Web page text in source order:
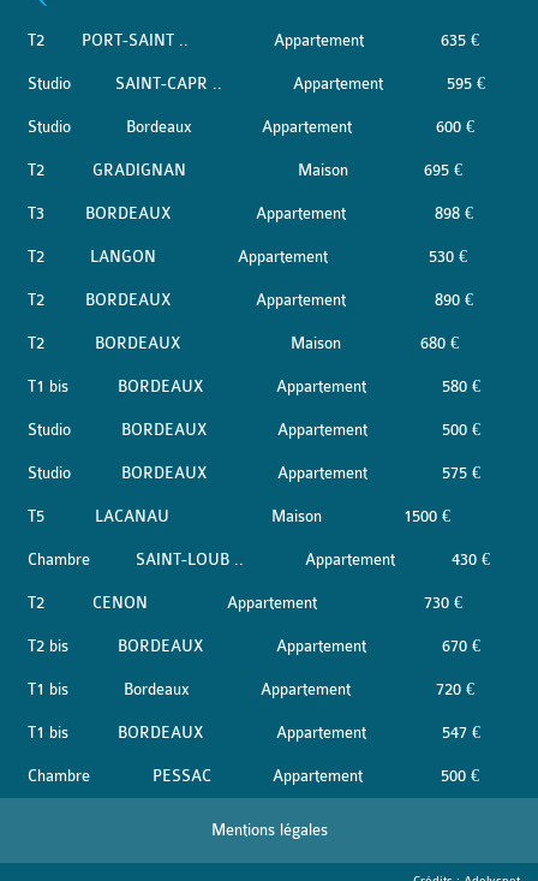
T2 PORT-SAINT .. Appartement 635 €
Studio SAINT-CAPR .. Appartement 595 €
Studio Bordeaux Appartement 600 €
T2 GRADIGNAN Maison 695 €
T3 BORDEAUX Appartement 898 €
T2 LANGON Appartement 530 €
T2 BORDEAUX Appartement 890 €
T2 BORDEAUX Maison 680 €
T1 bis BORDEAUX Appartement 580 €
Studio BORDEAUX Appartement 500 €
Studio BORDEAUX Appartement 575 €
T5 LACANAU Maison 1500 €
Chambre SAINT-LOUB .. Appartement 430 €
T2 CENON Appartement 730 €
T2 bis BORDEAUX Appartement 670 €
T1 bis Bordeaux Appartement 720 €
T1 bis BORDEAUX Appartement 547 €
Chambre PESSAC Appartement 500 €
Mentions légales